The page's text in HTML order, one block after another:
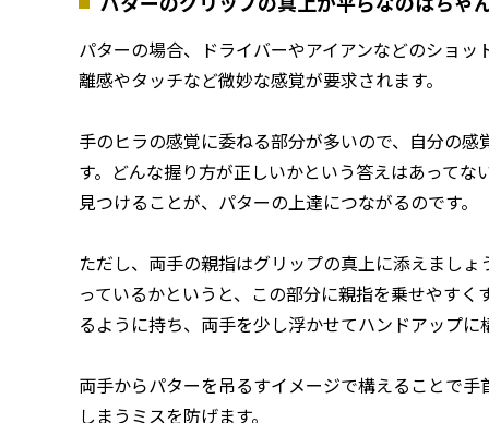
パターの場合、ドライバーやアイアンなどのショ
離感やタッチなど微妙な感覚が要求されます。
手のヒラの感覚に委ねる部分が多いので、自分の
す。どんな握り方が正しいかという答えはあって
見つけることが、パターの上達につながるのです。
ただし、両手の親指はグリップの真上に添えまし
っているかというと、この部分に親指を乗せやす
るように持ち、両手を少し浮かせてハンドアップに
両手からパターを吊るすイメージで構えることで
しまうミスを防げます。